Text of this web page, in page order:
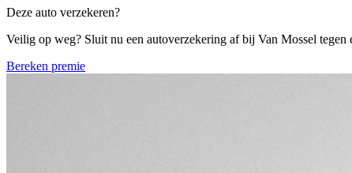
Deze auto verzekeren?
Veilig op weg? Sluit nu een autoverzekering af bij Van Mossel
Bereken premie